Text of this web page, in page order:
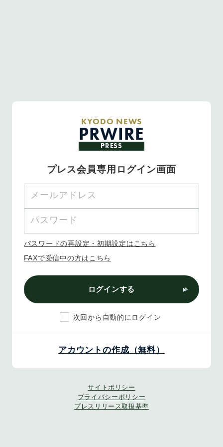
KYODO NEWS
PRWIRE
PRESS
プレス会員専用ログイン画面
パスワードの再設定・初期設定はこちら
FAXで受信中の方はこちら
ログインする
次回から自動的にログイン
アカウントの作成（無料）
サイトポリシー
プライバシーポリシー
プレスリリース取扱基準